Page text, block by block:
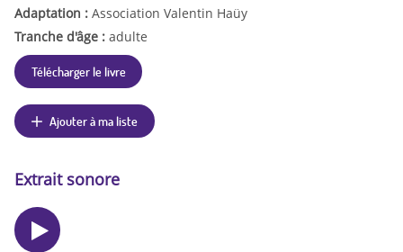
Adaptation : Association Valentin Haüy
Tranche d'âge : adulte
Télécharger le livre
Ajouter à ma liste
Extrait sonore